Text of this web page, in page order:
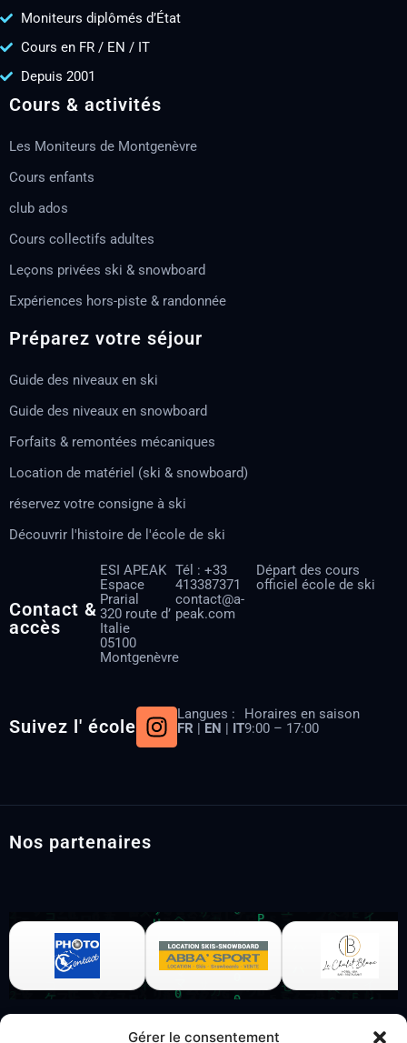
Gérer le consentement
Moniteurs diplômés d’État
Cours en FR / EN / IT
Depuis 2001
Cours & activités
Les Moniteurs de Montgenèvre
Cours enfants
club ados
Cours collectifs adultes
Leçons privées ski & snowboard
Expériences hors-piste & randonnée
Préparez votre séjour
Guide des niveaux en ski
Guide des niveaux en snowboard
Forfaits & remontées mécaniques
Location de matériel (ski & snowboard)
réservez votre consigne à ski
Découvrir l'histoire de l'école de ski
Contact &
accès
ESI APEAK
Espace
Prarial
320 route d’
Italie
05100
Montgenèvre
Tél : +33
413387371
contact@a-
peak.com
Départ des cours
officiel école de ski
Suivez l' école
I
n
a
Langues :
FR | EN | IT
Horaires en saison
9:00 – 17:00
Nos partenaires